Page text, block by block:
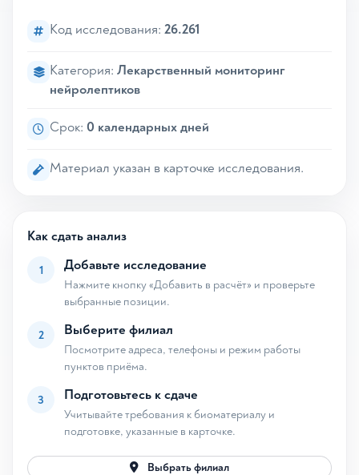
Код исследования: 26.261
Категория: Лекарственный мониторинг
нейролептиков
Срок: 0 календарных дней
Материал указан в карточке исследования.
Как сдать анализ
1 Добавьте исследование
Нажмите кнопку «Добавить в расчёт» и проверьте
выбранные позиции.
2 Выберите филиал
Посмотрите адреса, телефоны и режим работы
пунктов приёма.
3 Подготовьтесь к сдаче
Учитывайте требования к биоматериалу и
подготовке, указанные в карточке.
Выбрать филиал